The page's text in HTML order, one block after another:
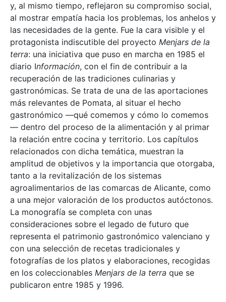
y, al mismo tiempo, reflejaron su compromiso social,
al mostrar empatía hacia los problemas, los anhelos y
las necesidades de la gente. Fue la cara visible y el
protagonista indiscutible del proyecto Menjars de la
terra: una iniciativa que puso en marcha en 1985 el
diario Información, con el fin de contribuir a la
recuperación de las tradiciones culinarias y
gastronómicas. Se trata de una de las aportaciones
más relevantes de Pomata, al situar el hecho
gastronómico —qué comemos y cómo lo comemos
— dentro del proceso de la alimentación y al primar
la relación entre cocina y territorio. Los capítulos
relacionados con dicha temática, muestran la
amplitud de objetivos y la importancia que otorgaba,
tanto a la revitalización de los sistemas
agroalimentarios de las comarcas de Alicante, como
a una mejor valoración de los productos autóctonos.
La monografía se completa con unas
consideraciones sobre el legado de futuro que
representa el patrimonio gastronómico valenciano y
con una selección de recetas tradicionales y
fotografías de los platos y elaboraciones, recogidas
en los coleccionables Menjars de la terra que se
publicaron entre 1985 y 1996.